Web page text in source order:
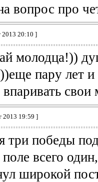
вопрос про
2013 20:10 ]
молодца!))
пару лет и
2013 19:59 ]
три победы
всего
широкой